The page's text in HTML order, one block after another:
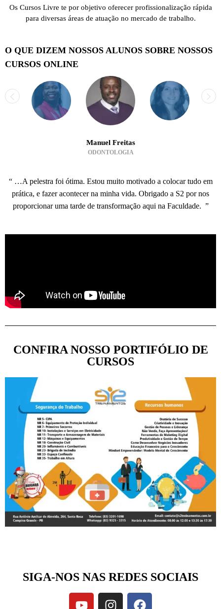
Os Cursos Livre te por objetivo oferecer profissionalização rápida
para diversas áreas de atuação no mercado de trabalho.
O QUE DIZEM NOSSOS ALUNOS SOBRE NOSSOS
CURSOS ONLINE
Manuel Freitas
ODONTOLOGIA
“ …A pelestra foi ótima. Estou muito motivado a colocar tudo em
prática, e fazer acontecer na minha vida. Obrigado a S2 por nos
proporcionar uma tarde de transformação aqui na Faculdade. ”
CONFIRA NOSSO PORTIFÓLIO DE
CURSOS
SIGA-NOS NAS REDES SOCIAIS